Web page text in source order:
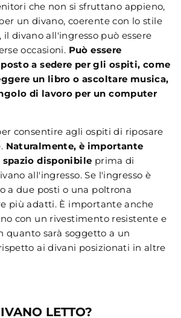
che non si sfruttano appieno,
un divano, coerente con lo stile
il divano all'ingresso può essere
occasioni. Può essere
a sedere per gli ospiti, come
un libro o ascoltare musica,
di lavoro per un computer
consentire agli ospiti di riposare
Naturalmente, è importante
disponibile prima di
all'ingresso. Se l'ingresso è
a due posti o una poltrona
più adatti. È importante anche
con un rivestimento resistente e
quanto sarà soggetto a un
ai divani posizionati in altre
LETTO?